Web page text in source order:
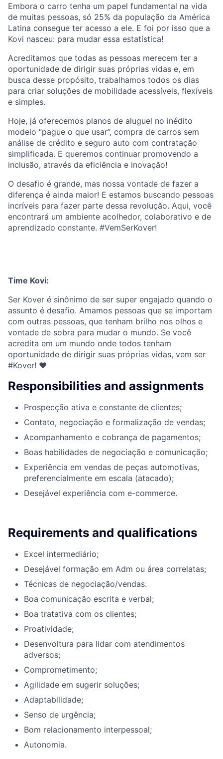
Embora o carro tenha um papel fundamental na vida
de muitas pessoas, só 25% da população da América
Latina consegue ter acesso a ele. E foi por isso que a
Kovi nasceu: para mudar essa estatística!
Acreditamos que todas as pessoas merecem ter a
oportunidade de dirigir suas próprias vidas e, em
busca desse propósito, trabalhamos todos os dias
para criar soluções de mobilidade acessíveis, flexíveis
e simples.
Hoje, já oferecemos planos de aluguel no inédito
modelo “pague o que usar”, compra de carros sem
análise de crédito e seguro auto com contratação
simplificada. E queremos continuar promovendo a
inclusão, através da eficiência e inovação!
O desafio é grande, mas nossa vontade de fazer a
diferença é ainda maior! E estamos buscando pessoas
incríveis para fazer parte dessa revolução. Aqui, você
encontrará um ambiente acolhedor, colaborativo e de
aprendizado constante. #VemSerKover!
Time Kovi:
Ser Kover é sinônimo de ser super engajado quando o
assunto é desafio. Amamos pessoas que se importam
com outras pessoas, que tenham brilho nos olhos e
vontade de sobra para mudar o mundo. Se você
acredita em um mundo onde todos tenham
oportunidade de dirigir suas próprias vidas, vem ser
#Kover! ♥
Responsibilities and assignments
Prospecção ativa e constante de clientes;
Contato, negociação e formalização de vendas;
Acompanhamento e cobrança de pagamentos;
Boas habilidades de negociação e comunicação;
Experiência em vendas de peças automotivas,
preferencialmente em escala (atacado);
Desejável experiência com e-commerce.
Requirements and qualifications
Excel intermediário;
Desejável formação em Adm ou área correlatas;
Técnicas de negociação/vendas.
Boa comunicação escrita e verbal;
Boa tratativa com os clientes;
Proatividade;
Desenvoltura para lidar com atendimentos
adversos;
Comprometimento;
Agilidade em sugerir soluções;
Adaptabilidade;
Senso de urgência;
Bom relacionamento interpessoal;
Autonomia.